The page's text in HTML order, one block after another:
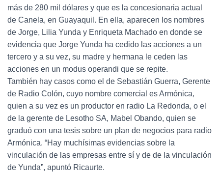
más de 280 mil dólares y que es la concesionaria actual
de Canela, en Guayaquil. En ella, aparecen los nombres
de Jorge, Lilia Yunda y Enriqueta Machado en donde se
evidencia que Jorge Yunda ha cedido las acciones a un
tercero y a su vez, su madre y hermana le ceden las
acciones en un modus operandi que se repite.
También hay casos como el de Sebastián Guerra, Gerente
de Radio Colón, cuyo nombre comercial es Armónica,
quien a su vez es un productor en radio La Redonda, o el
de la gerente de Lesotho SA, Mabel Obando, quien se
graduó con una tesis sobre un plan de negocios para radio
Armónica. “Hay muchísimas evidencias sobre la
vinculación de las empresas entre sí y de de la vinculación
de Yunda”, apuntó Ricaurte.